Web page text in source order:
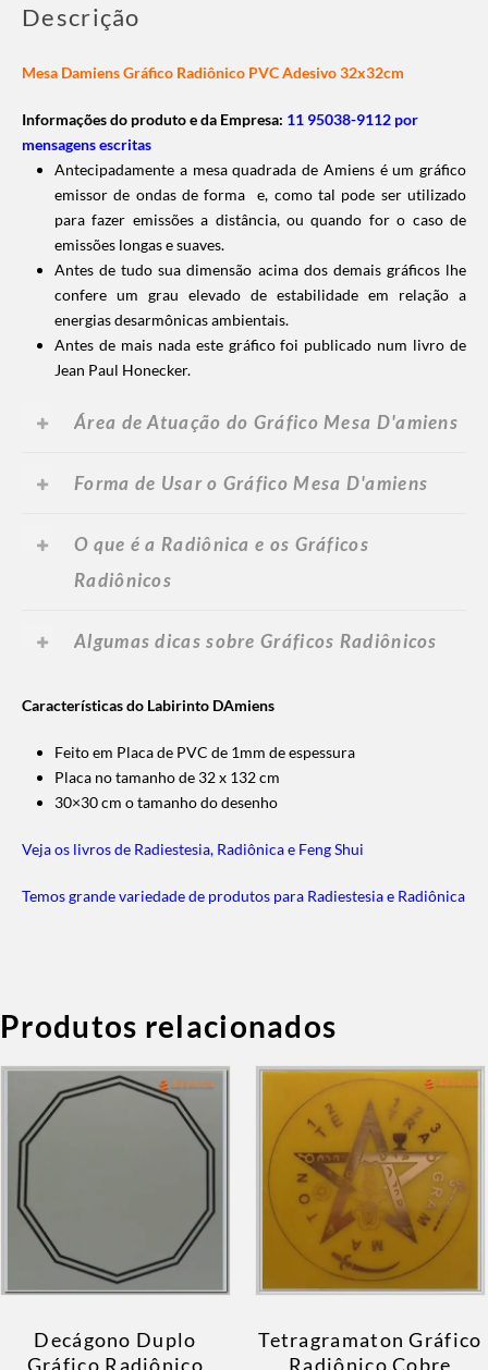
Descrição
Mesa Damiens Gráfico Radiônico PVC Adesivo 32x32cm
Informações do produto e da Empresa: 11 95038-9112 por
mensagens escritas
Antecipadamente a mesa quadrada de Amiens é um gráfico
emissor de ondas de forma e, como tal pode ser utilizado
para fazer emissões a distância, ou quando for o caso de
emissões longas e suaves.
Antes de tudo sua dimensão acima dos demais gráficos lhe
confere um grau elevado de estabilidade em relação a
energias desarmônicas ambientais.
Antes de mais nada este gráfico foi publicado num livro de
Jean Paul Honecker.
Área de Atuação do Gráfico Mesa D'amiens
Forma de Usar o Gráfico Mesa D'amiens
O que é a Radiônica e os Gráficos
Radiônicos
Algumas dicas sobre Gráficos Radiônicos
Características do Labirinto DAmiens
Feito em Placa de PVC de 1mm de espessura
Placa no tamanho de 32 x 132 cm
30×30 cm o tamanho do desenho
Veja os livros de Radiestesia, Radiônica e Feng Shui
Temos grande variedade de produtos para Radiestesia e Radiônica
Produtos relacionados
Decágono Duplo
Gráfico Radiônico
Tetragramaton Gráfico
Radiônico Cobre